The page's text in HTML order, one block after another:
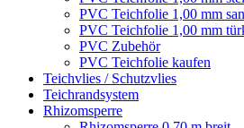
PVC Teichfolie 1,00 mm
PVC Teichfolie 1,00 mm
PVC Zubehör
PVC Teichfolie kaufen
Teichvlies / Schutzvlies
Teichrandsystem
Rhizomsperre